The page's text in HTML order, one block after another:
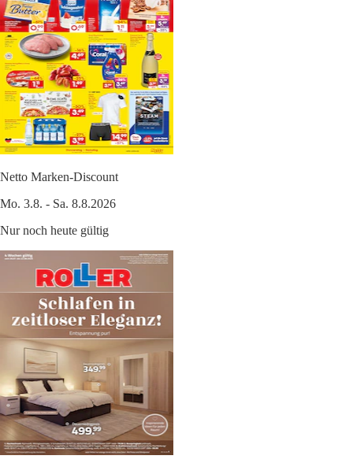
Netto Marken-Discount
Mo. 3.8. - Sa. 8.8.2026
Nur noch heute gültig